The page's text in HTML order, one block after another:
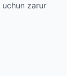
zarur